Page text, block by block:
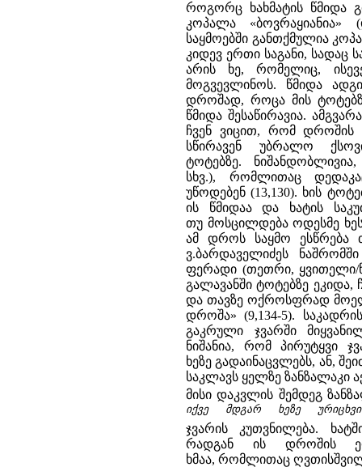
როგორც ხახმატის წმიდა
კოპალა
საყმოებში განთქმულია
კიდევ ერთი საგანი, სადაც
არის ხე, რომელიც,
მოგვევლინოს. წმიდა
დროშად, როცა მის
წმიდა შესაწირავია.
ჩვენ ვიცით, რომ დროშის
სწირავენ უბრალო
ტოტებზე.
სხვ.), რომლითაც
უწოდებენ (13,130). ხის
ის წმიდაა და ხატის
თუ მოსცილდება ოდესმე
ამ დროს საყმო ესწრება
ვ.ბარდაველიძეს
ფერადი (თეთრი, ყვითელი/
გალავანში ტოტებზე ეკიდა,
და თავზე ოქროსფრად
დროშა» (9,134-5).
გაკრული ჯვარში
ნიშანია, რომ პირუტყვი
ხეზე გადაინაცვლებს, ან,
საკლავს ყელზე ზანზალაკი
მისი დაკვლის შემდეგ
იქვე მდგარ ხეზე ურიცხვი
ჯვარის კუთვნილება.
რადგან ის დროშის
ხმაა, რომლითაც